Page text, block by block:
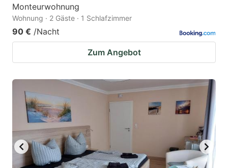
Monteurwohnung
Wohnung · 2 Gäste · 1 Schlafzimmer
90 € /Nacht
Zum Angebot